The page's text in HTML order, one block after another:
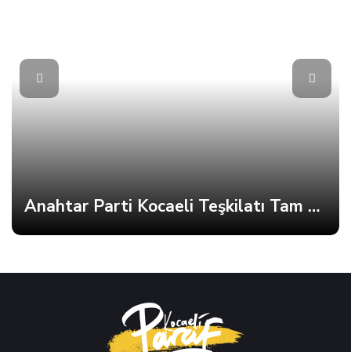
Anahtar Parti Kocaeli Teşkilatı Tam Kadro Toplandı